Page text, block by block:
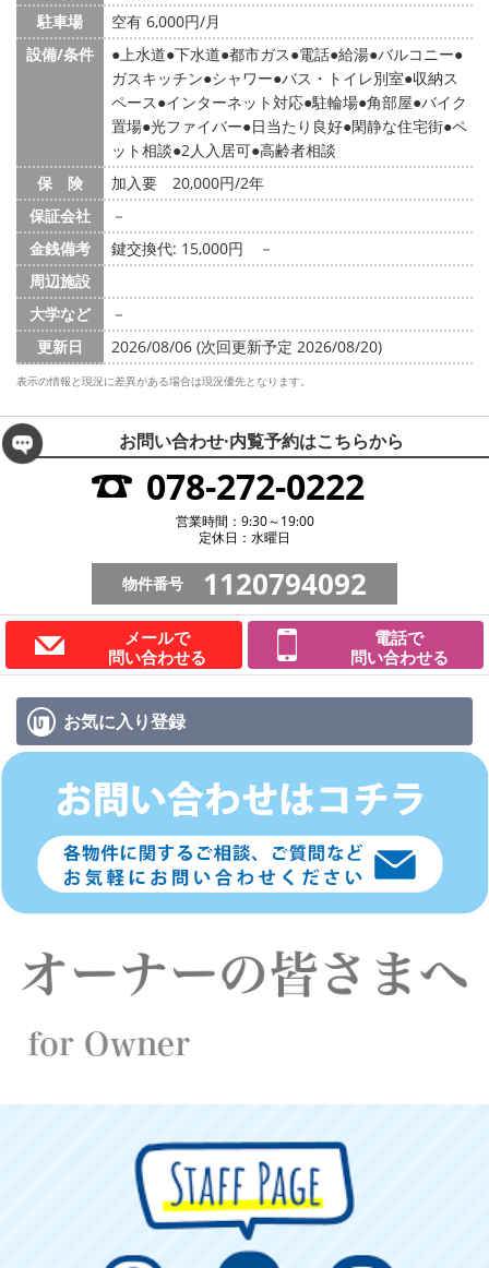
駐車場
空有 6,000円/月
設備/条件
上水道 下水道 都市ガス 電話 給湯 バルコニー
ガスキッチン シャワー バス・トイレ別室 収納ス
ペース インターネット対応 駐輪場 角部屋 バイク
置場 光ファイバー 日当たり良好 閑静な住宅街 ペ
ット相談 2人入居可 高齢者相談
保 険
加入要 20,000円/2年
保証会社
－
金銭備考
鍵交換代: 15,000円
－
周辺施設
大学など
－
更新日
2026/08/06 (次回更新予定 2026/08/20)
表示の情報と現況に差異がある場合は現況優先となります。
お問い合わせ·内覧予約はこちらから
078-272-0222
営業時間：9:30～19:00
定休日：水曜日
物件番号 1120794092
メールで
問い合わせる
電話で
問い合わせる
お気に入り登録